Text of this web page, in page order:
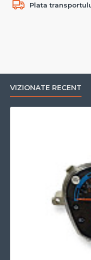
Plata
VIZIONATE RECENT